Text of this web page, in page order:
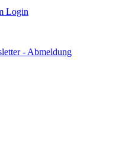
Login
- Abmeldung